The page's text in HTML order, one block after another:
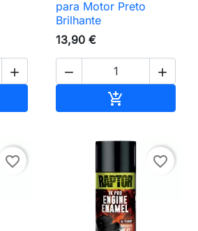

para Motor Preto
Brilhante
13,90 €
 

favorite_border favorite_border